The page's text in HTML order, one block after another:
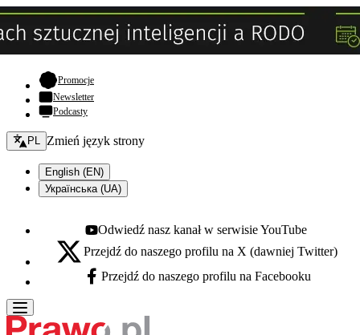
Promocje- otwiera się w nowej karcie
Newsletter
Podcasty
Zmień język - bieżący:
PL Zmień język strony
English (EN)
Українська (UA)
Youtube - otwiera się w nowej karcie
Odwiedź nasz kanał w serwisie YouTube
X - otwiera się w nowej karcie
Przejdź do naszego profilu na X (dawniej Twitter)
Facebook - otwiera się w nowej karcie
Przejdź do naszego profilu na Facebooku